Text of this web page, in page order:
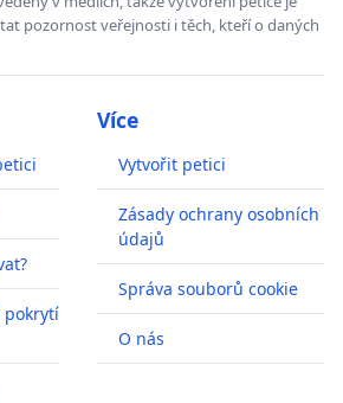
pozornost veřejnosti i těch, kteří o daných
pokrytí
Více
Vytvořit petici
Zásady ochrany osobních
údajů
Správa souborů cookie
O nás